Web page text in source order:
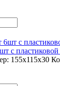
с
155х115х30